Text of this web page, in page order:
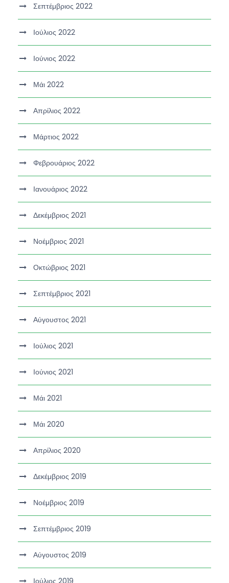
Σεπτέμβριος 2022
Ιούλιος 2022
Ιούνιος 2022
Μάι 2022
Απρίλιος 2022
Μάρτιος 2022
Φεβρουάριος 2022
Ιανουάριος 2022
Δεκέμβριος 2021
Νοέμβριος 2021
Οκτώβριος 2021
Σεπτέμβριος 2021
Αύγουστος 2021
Ιούλιος 2021
Ιούνιος 2021
Μάι 2021
Μάι 2020
Απρίλιος 2020
Δεκέμβριος 2019
Νοέμβριος 2019
Σεπτέμβριος 2019
Αύγουστος 2019
Ιούλιος 2019